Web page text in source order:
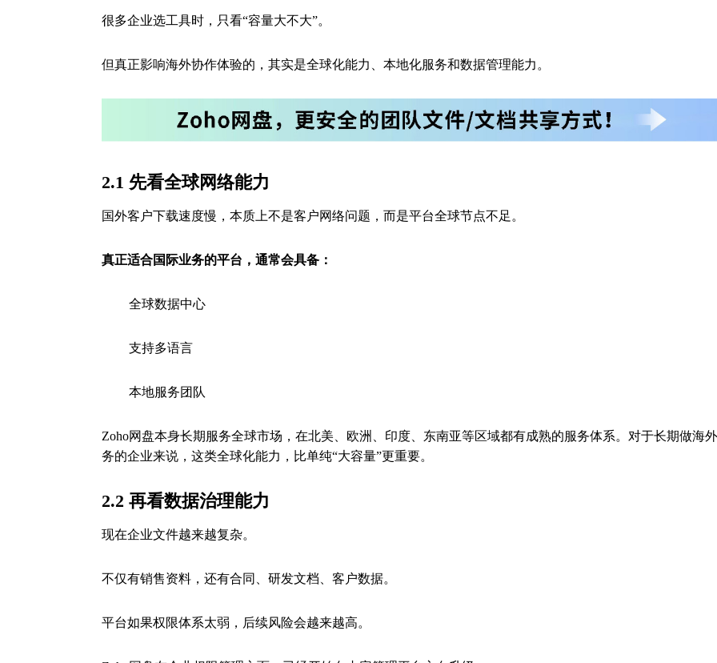
很多企业选工具时，只看“容量大不大”。
但真正影响海外协作体验的，其实是全球化能力、本地化服务和数据管理能力。
2.1 先看全球网络能力
国外客户下载速度慢，本质上不是客户网络问题，而是平台全球节点不足。
真正适合国际业务的平台，通常会具备：
全球数据中心
支持多语言
本地服务团队
Zoho网盘本身长期服务全球市场，在北美、欧洲、印度、东南亚等区域都有成熟的服务体系。对于长期做海
务的企业来说，这类全球化能力，比单纯“大容量”更重要。
2.2 再看数据治理能力
现在企业文件越来越复杂。
不仅有销售资料，还有合同、研发文档、客户数据。
平台如果权限体系太弱，后续风险会越来越高。